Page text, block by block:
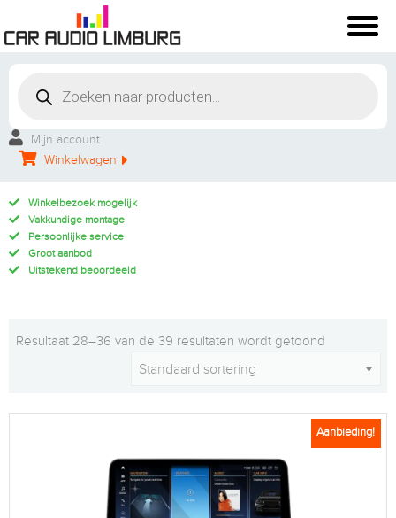
Mijn account
Winkelwagen
Winkelbezoek mogelijk
Vakkundige montage
Persoonlijke service
Groot aanbod
Uitstekend beoordeeld
Resultaat 28–36 van de 39 resultaten wordt getoond
Aanbieding!